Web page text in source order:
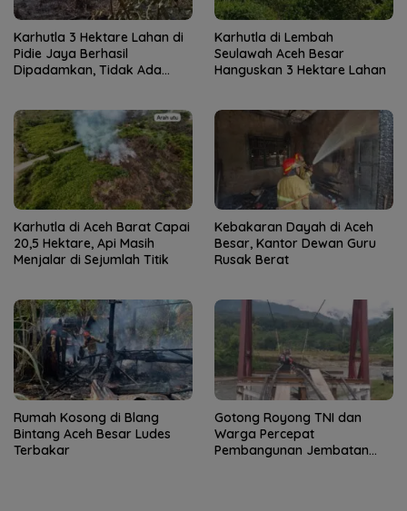
Karhutla 3 Hektare Lahan di
Pidie Jaya Berhasil
Dipadamkan, Tidak Ada
Karhutla di Lembah
Seulawah Aceh Besar
Hanguskan 3 Hektare Lahan
Karhutla di Aceh Barat Capai
20,5 Hektare, Api Masih
Menjalar di Sejumlah Titik
Kebakaran Dayah di Aceh
Besar, Kantor Dewan Guru
Rusak Berat
Rumah Kosong di Blang
Bintang Aceh Besar Ludes
Terbakar
Gotong Royong TNI dan
Warga Percepat
Pembangunan Jembatan